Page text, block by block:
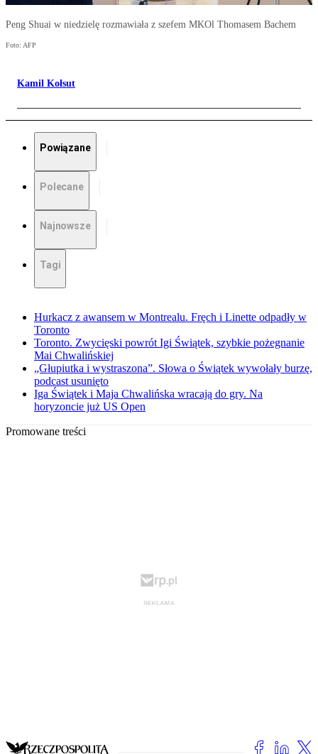
Peng Shuai w niedzielę rozmawiała z szefem MKOl Thomasem Bachem
Foto: AFP
Kamil Kołsut
Powiązane
Polecane
Najnowsze
Tagi
Hurkacz z awansem w Montrealu. Fręch i Linette odpadły w
Toronto
Toronto. Zwycięski powrót Igi Świątek, szybkie pożegnanie
Mai Chwalińskiej
„Głupiutka i wystraszona”. Słowa o Świątek wywołały burzę,
podcast usunięto
Iga Świątek i Maja Chwalińska wracają do gry. Na
horyzoncie już US Open
Promowane treści